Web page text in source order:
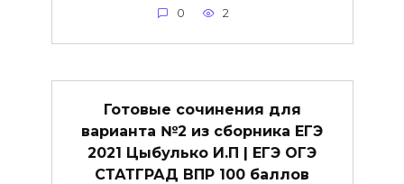
0 2
Готовые сочинения для
варианта №2 из сборника ЕГЭ
2021 Цыбулько И.П | ЕГЭ ОГЭ
СТАТГРАД ВПР 100 баллов